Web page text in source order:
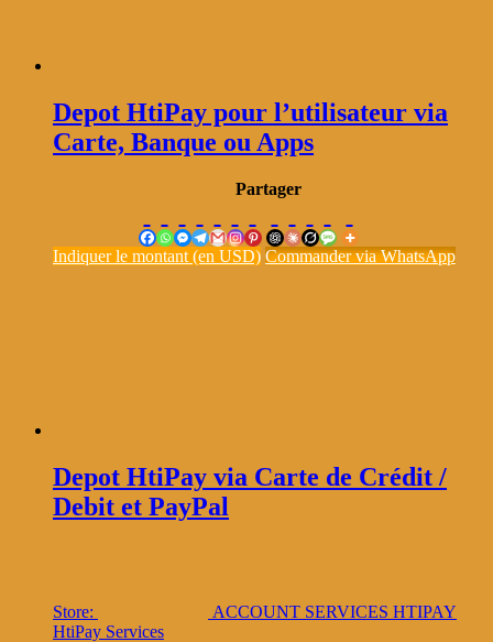
Depot HtiPay pour l’utilisateur via
Carte, Banque ou Apps
Partager
Indiquer le montant (en USD) Commander via WhatsApp
Depot HtiPay via Carte de Crédit /
Debit et PayPal
Store:
ACCOUNT SERVICES HTIPAY
HtiPay Services